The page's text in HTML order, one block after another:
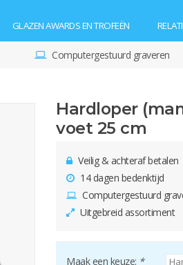
GLAZEN AWARDS EN TROFEËN
Computergestuurd graveren
Hardloper
voet 25 cm
Veilig & achteraf betalen
14 dagen bedenktijd
Computergestuurd
Uitgebreid assortiment
Maak een keuze: *